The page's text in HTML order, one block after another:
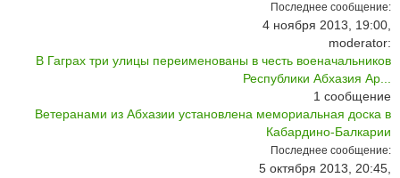
Последнее сообщение:
4 ноября 2013, 19:00,
moderator:
В Гаграх три улицы переименованы в честь военачальников
Республики Абхазия Ар...
1 сообщение
Ветеранами из Абхазии установлена мемориальная доска в
Кабардино-Балкарии
Последнее сообщение:
5 октября 2013, 20:45,